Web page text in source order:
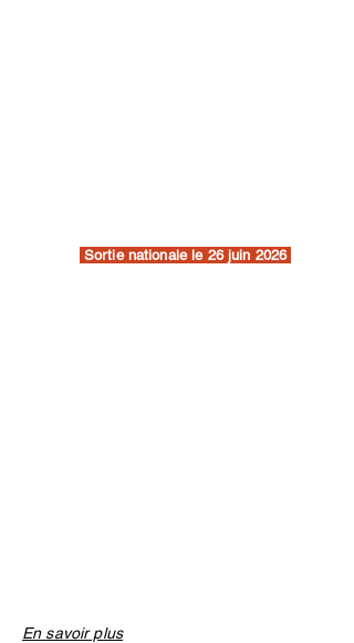
Sortie nationale le 26 juin 2026
En savoir plus